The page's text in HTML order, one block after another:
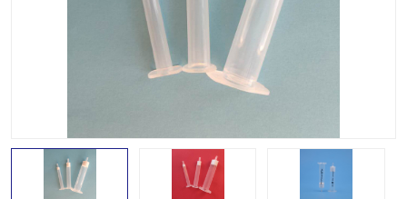
SPE配件
96孔板